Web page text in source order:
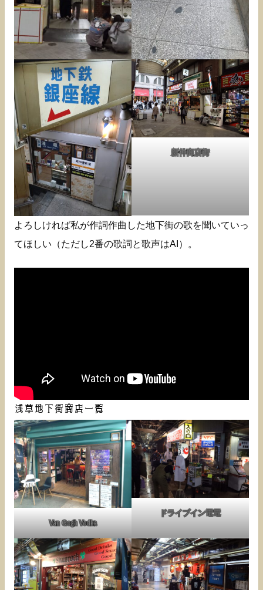
新仲商店街
よろしければ私が作詞作曲した地下街の歌を聞いていっ
てほしい（ただし2番の歌詞と歌声はAI）。
浅草地下街商店一覧
Van Gogh Vodka
ドライブイン電電